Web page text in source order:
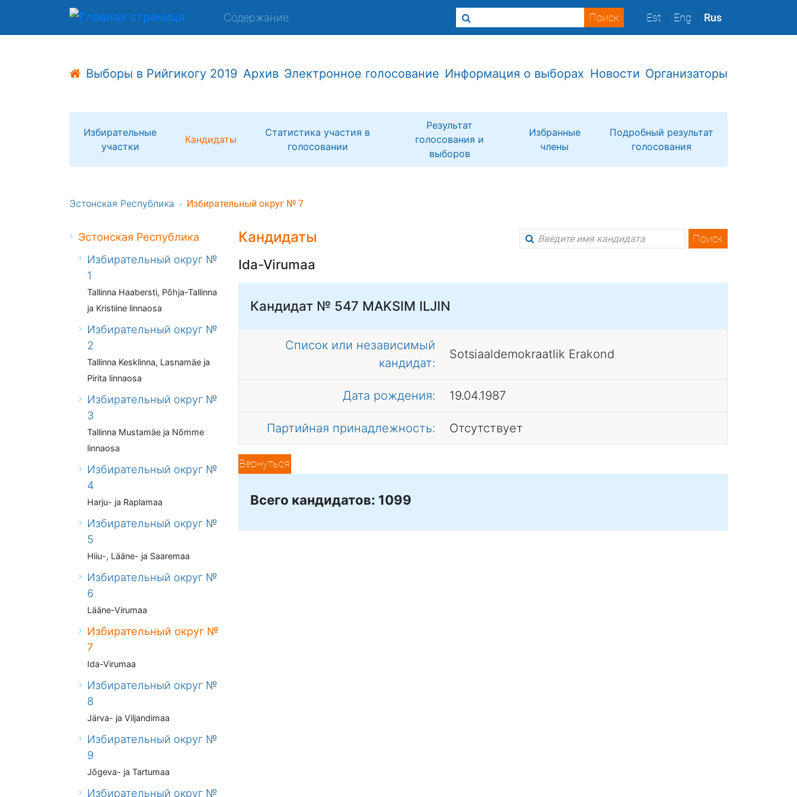
Содержание Est Eng Rus
Выборы в Рийгикогу 2019 Архив Электронное голосование Информация о выборах Новости Организаторы
Избирательные
участки
Кандидаты
Статистика участия в
голосовании
Результат
голосования и
выборов
Избранные
члены
Подробный результат
голосования
Эстонская Республика Избирательный округ № 7
Эстонская Республика
Избирательный округ №
1
Tallinna Haabersti, Põhja-Tallinna
ja Kristiine linnaosa
Избирательный округ №
2
Tallinna Kesklinna, Lasnamäe ja
Pirita linnaosa
Избирательный округ №
3
Tallinna Mustamäe ja Nõmme
linnaosa
Избирательный округ №
4
Harju- ja Raplamaa
Избирательный округ №
5
Hiiu-, Lääne- ja Saaremaa
Избирательный округ №
6
Lääne-Virumaa
Избирательный округ №
7
Ida-Virumaa
Избирательный округ №
8
Järva- ja Viljandimaa
Избирательный округ №
9
Jõgeva- ja Tartumaa
Избирательный округ №
Кандидаты Поиск
Ida-Virumaa
Кандидат № 547 MAKSIM ILJIN
Список или независимый
кандидат:
Sotsiaaldemokraatlik Erakond
Дата рождения: 19.04.1987
Партийная принадлежность: Отсутствует
Вернуться
Всего кандидатов: 1099